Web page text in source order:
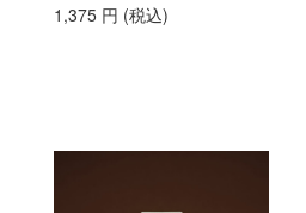
1,375 円 (税込)